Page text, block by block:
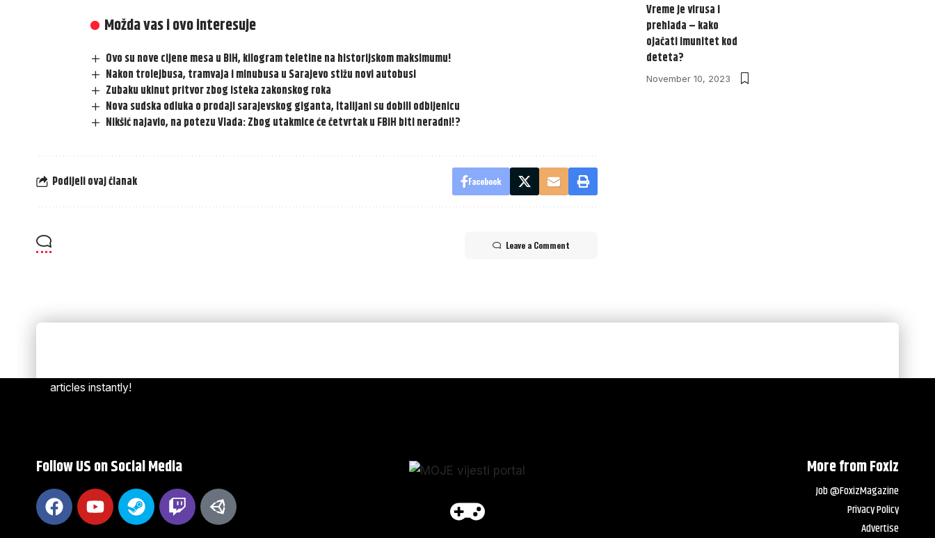
Možda vas i ovo interesuje
Ovo su nove cijene mesa u BiH, kilogram teletine na historijskom maksimumu!
Nakon trolejbusa, tramvaja i minubusa u Sarajevo stižu novi autobusi
Zubaku ukinut pritvor zbog isteka zakonskog roka
Nova sudska odluka o prodaji sarajevskog giganta, Italijani su dobili odbijenicu
Nikšić najavio, na potezu Vlada: Zbog utakmice će četvrtak u FBiH biti neradni!?
Podijeli ovaj članak Facebook
Leave a Comment
Vreme je virusa i
prehlada – kako
ojačati imunitet kod
deteta?
November 10, 2023
articles instantly!
Follow US on Social Media More from Foxiz
Job @FoxizMagazine
Privacy Policy
Advertise